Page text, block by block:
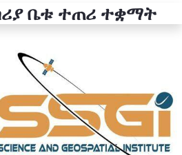
ቤቱ ተጠሪ ተቋማት